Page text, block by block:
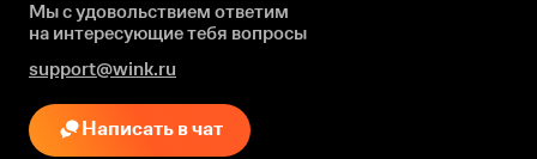
Мы с удовольствием ответим
на интересующиетебя вопросы
support@wink.ru
Написать в чат